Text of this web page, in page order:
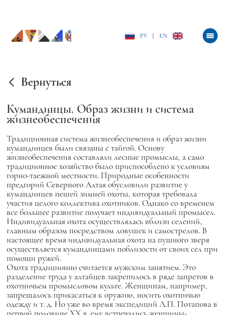
РУ EN
Вернуться
Кумандинцы. Образ жизни и система
жизнеобеспечения
Традиционная система жизнеобеспечения и образ жизни
кумандинцев были связаны с тайгой. Основу
жизнеобеспечения составляли лесные промыслы, а само
традиционное хозяйство было приспособлено к условиям
горно-таежной местности. Природные особенности
предгорий Северного Алтая обусловили развитие у
кумандинцев пешей зимней охоты, которая требовала
участия целого коллектива охотников. Однако со временем
все большее развитие получает индивидуальный промысел.
Индивидуальная охота осуществлялась вблизи селений,
главным образом посредством ловушек и самострелов. В
настоящее время индивидуальная охота на пушного зверя
осуществляется кумандинцами поблизости от своих сел при
помощи ружей.
Охота традиционно считается мужским занятием. Это
разделение труда у алтайцев закрепилось в ряде запретов в
охотничьем промысловом культе. Женщинам, например,
запрещалось прикасаться к оружию, носить охотничью
одежду и т. д. Но уже во время экспедиций Л.П. Потапова в